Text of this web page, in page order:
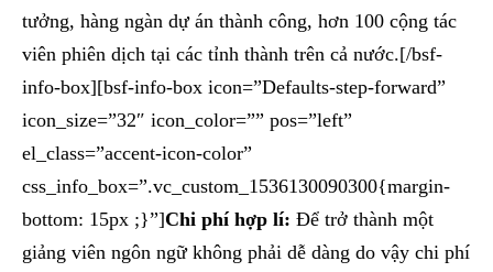
tưởng, hàng ngàn dự án thành công, hơn 100 cộng tác
viên phiên dịch tại các tỉnh thành trên cả nước.[/bsf-
info-box][bsf-info-box icon=”Defaults-step-forward”
icon_size=”32″ icon_color=”” pos=”left”
el_class=”accent-icon-color”
css_info_box=”.vc_custom_1536130090300{margin-
bottom: 15px ;}”]Chi phí hợp lí: Để trở thành một
giảng viên ngôn ngữ không phải dễ dàng do vậy chi phí